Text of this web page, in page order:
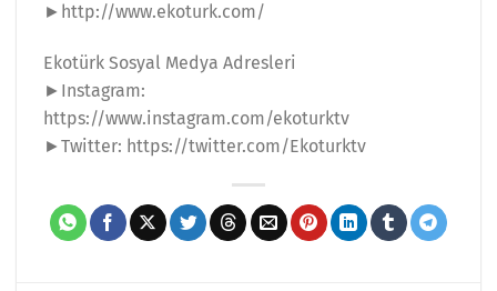
►http://www.ekoturk.com/
Ekotürk Sosyal Medya Adresleri
►Instagram:
https://www.instagram.com/ekoturktv
►Twitter: https://twitter.com/Ekoturktv